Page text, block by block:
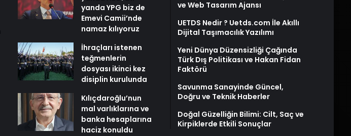
yanda YPG biz de
Emevi Camii’nde
namaz kılıyoruz
İhraçları istenen
teğmenlerin
dosyası ikinci kez
disiplin kurulunda
Kılıçdaroğlu’nun
mal varlıklarına ve
banka hesaplarına
haciz konuldu
ve Web Tasarım Ajansı
UETDS Nedir ? Uetds.com İle Akıllı
Dijital Taşımacılık Yazılımı
Yeni Dünya Düzensizliği Çağında
Türk Dış Politikası ve Hakan Fidan
Faktörü
Savunma Sanayinde Güncel,
Doğru ve Teknik Haberler
Doğal Güzelliğin Bilimi: Cilt, Saç ve
Kirpiklerde Etkili Sonuçlar